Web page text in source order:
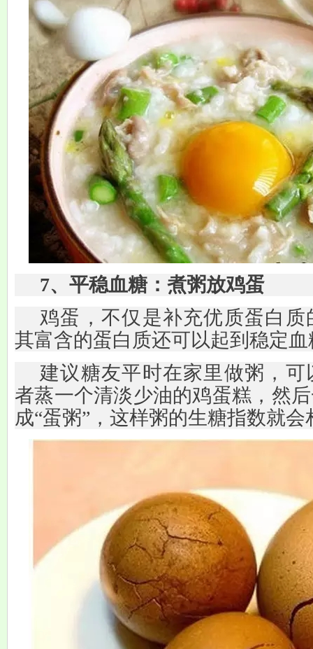
7、平稳血糖：煮粥放鸡蛋
鸡蛋，不仅是补充优质蛋白
其富含的蛋白质还可以起到稳定
建议糖友平时在家里做粥，
者蒸一个清淡少油的鸡蛋糕，然
成“蛋粥”，这样粥的生糖指数就会